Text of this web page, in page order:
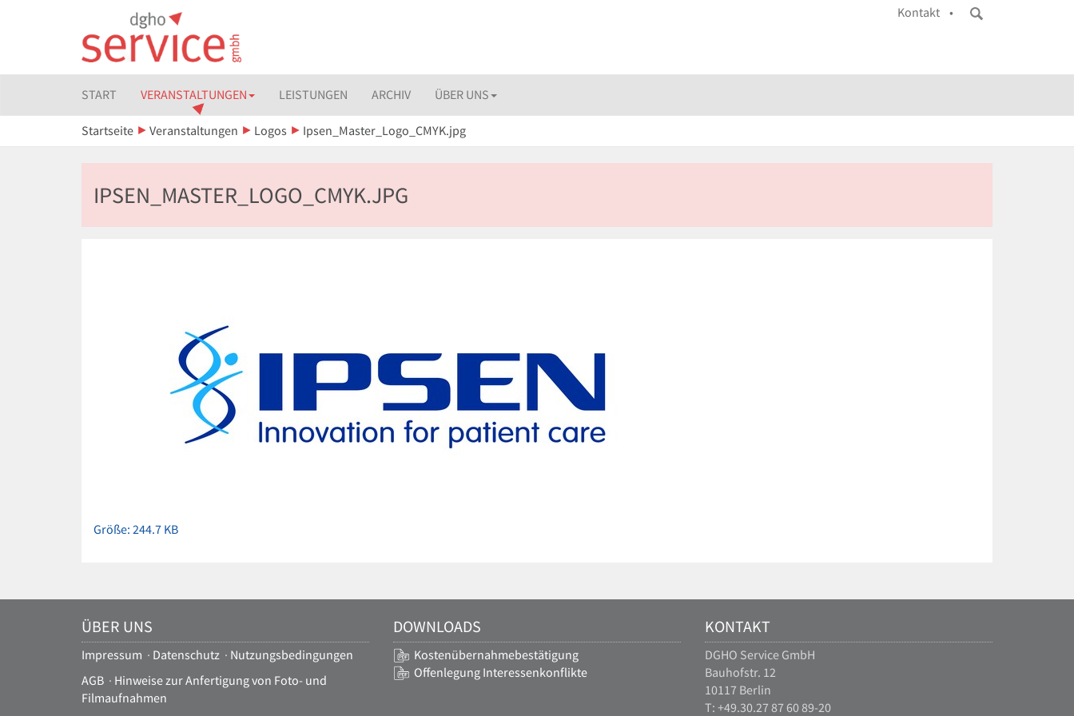
Kontakt •
START VERANSTALTUNGEN LEISTUNGEN ARCHIV ÜBER UNS
Startseite Veranstaltungen Logos Ipsen_Master_Logo_CMYK.jpg
IPSEN_MASTER_LOGO_CMYK.JPG
Zeige
Größe…
Größe: 244.7 KB
ÜBER UNS
Impressum · Datenschutz · Nutzungsbedingungen
AGB · Hinweise zur Anfertigung von Foto- und
Filmaufnahmen
DOWNLOADS
Kostenübernahmebestätigung
Offenlegung Interessenkonflikte
KONTAKT
DGHO Service GmbH
Bauhofstr. 12
10117 Berlin
T: +49.30.27 87 60 89-20